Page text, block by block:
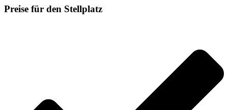
Preise für den Stellplatz